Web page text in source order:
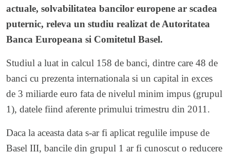
actuale, solvabilitatea bancilor europene ar scadea
puternic, releva un studiu realizat de Autoritatea
Banca Europeana si Comitetul Basel.
Studiul a luat in calcul 158 de banci, dintre care 48 de
banci cu prezenta internationala si un capital in exces
de 3 miliarde euro fata de nivelul minim impus (grupul
1), datele fiind aferente primului trimestru din 2011.
Daca la aceasta data s-ar fi aplicat regulile impuse de
Basel III, bancile din grupul 1 ar fi cunoscut o reducere